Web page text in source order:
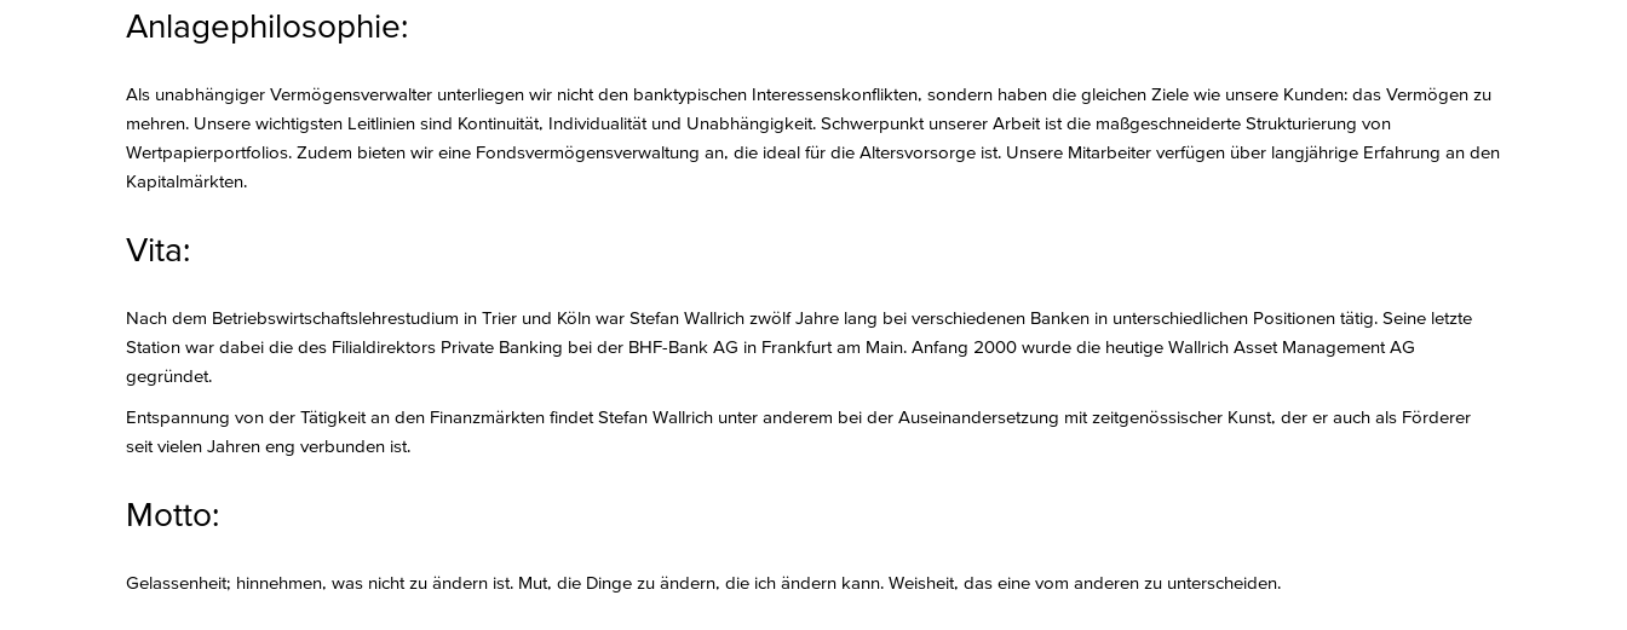
Anlagephilosophie:
Als unabhängiger Vermögensverwalter unterliegen wir nicht den banktypischen Interessenskonflikten, sondern haben die gleichen Ziele wie unsere Kunden: das Vermögen zu
mehren. Unsere wichtigsten Leitlinien sind Kontinuität, Individualität und Unabhängigkeit. Schwerpunkt unserer Arbeit ist die maßgeschneiderte Strukturierung von
Wertpapierportfolios. Zudem bieten wir eine Fondsvermögensverwaltung an, die ideal für die Altersvorsorge ist. Unsere Mitarbeiter verfügen über langjährige Erfahrung an den
Kapitalmärkten.
Vita:
Nach dem Betriebswirtschaftslehrestudium in Trier und Köln war Stefan Wallrich zwölf Jahre lang bei verschiedenen Banken in unterschiedlichen Positionen tätig. Seine letzte
Station war dabei die des Filialdirektors Private Banking bei der BHF-Bank AG in Frankfurt am Main. Anfang 2000 wurde die heutige Wallrich Asset Management AG
gegründet.
Entspannung von der Tätigkeit an den Finanzmärkten findet Stefan Wallrich unter anderem bei der Auseinandersetzung mit zeitgenössischer Kunst, der er auch als Förderer
seit vielen Jahren eng verbunden ist.
Motto:
Gelassenheit; hinnehmen, was nicht zu ändern ist. Mut, die Dinge zu ändern, die ich ändern kann. Weisheit, das eine vom anderen zu unterscheiden.